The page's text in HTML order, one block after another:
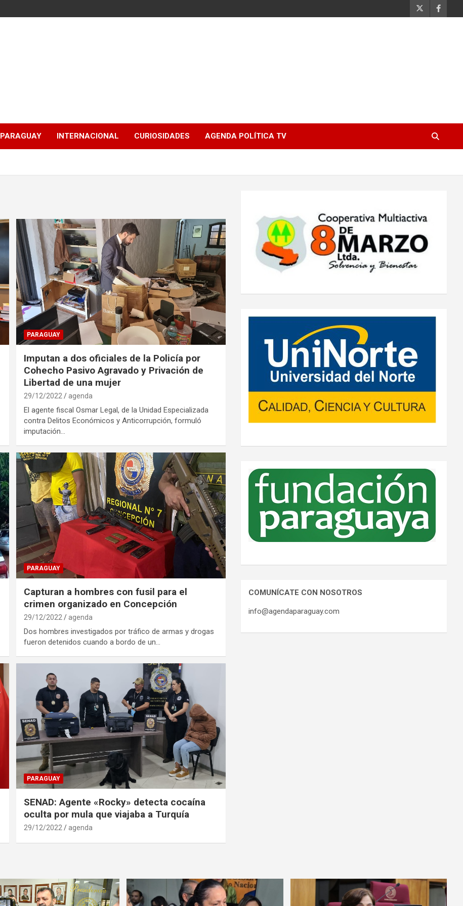
PARAGUAY INTERNACIONAL CURIOSIDADES AGENDA POLÍTICA TV
PARAGUAY
Imputan a dos oficiales de la Policía por
Cohecho Pasivo Agravado y Privación de
Libertad de una mujer
29/12/2022 agenda
El agente fiscal Osmar Legal, de la Unidad Especializada
contra Delitos Económicos y Anticorrupción, formuló
imputación…
PARAGUAY
Capturan a hombres con fusil para el
crimen organizado en Concepción
29/12/2022 agenda
Dos hombres investigados por tráfico de armas y drogas
fueron detenidos cuando a bordo de un…
PARAGUAY
SENAD: Agente «Rocky» detecta cocaína
oculta por mula que viajaba a Turquía
29/12/2022 agenda
COMUNÍCATE CON NOSOTROS
info@agendaparaguay.com